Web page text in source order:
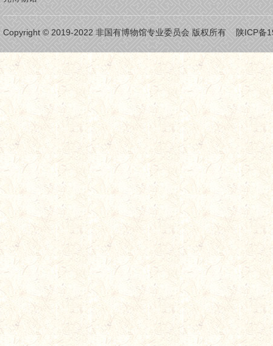
Copyright © 2019-2022 非国有博物馆专业委员会 版权所有 陕ICP备